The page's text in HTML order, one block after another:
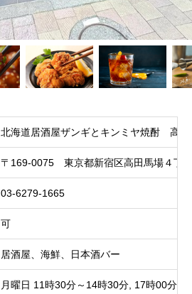
北海道居酒屋ザンギとキンミヤ焼酎 高田
〒169-0075 東京都新宿区高田馬場４丁
03-6279-1665
可
居酒屋、海鮮、日本酒バー
月曜日 11時30分～14時30分, 17時00分～